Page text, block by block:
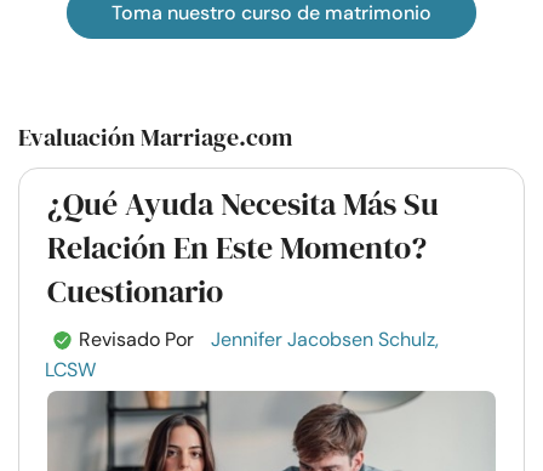
Toma nuestro curso de matrimonio
Evaluación Marriage.com
¿Qué Ayuda Necesita Más Su
Relación En Este Momento?
Cuestionario
Revisado Por
Jennifer Jacobsen Schulz,
LCSW